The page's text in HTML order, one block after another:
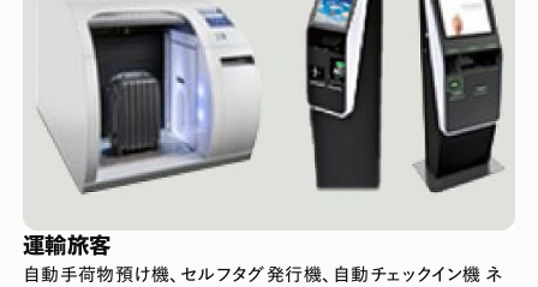
運輸旅客
自動手荷物預け機、セルフタグ発行機、自動チェックイン機 ネ